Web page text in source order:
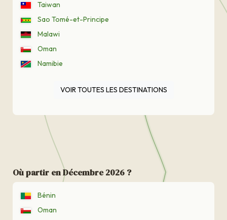
Taiwan
Sao Tomé-et-Principe
Malawi
Oman
Namibie
VOIR TOUTES LES DESTINATIONS
Où partir en Décembre 2026 ?
Bénin
Oman